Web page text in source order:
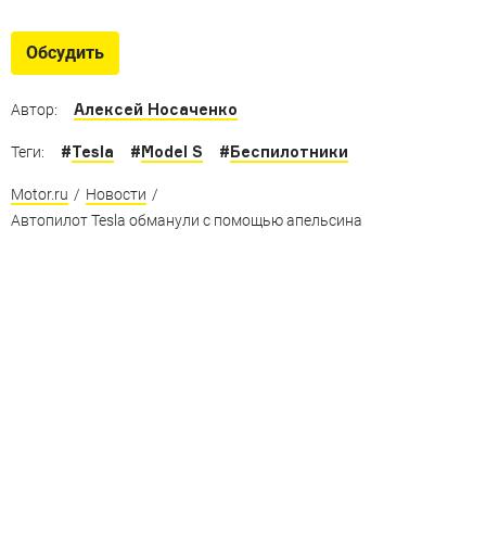
Автономные автомобили Ford, BMW, Nissan
Обсудить
Автор: Алексей Носаченко
Теги: #Tesla #Model S #Беспилотники
Motor.ru / Новости /
Автопилот Tesla обманули с помощью апельсина